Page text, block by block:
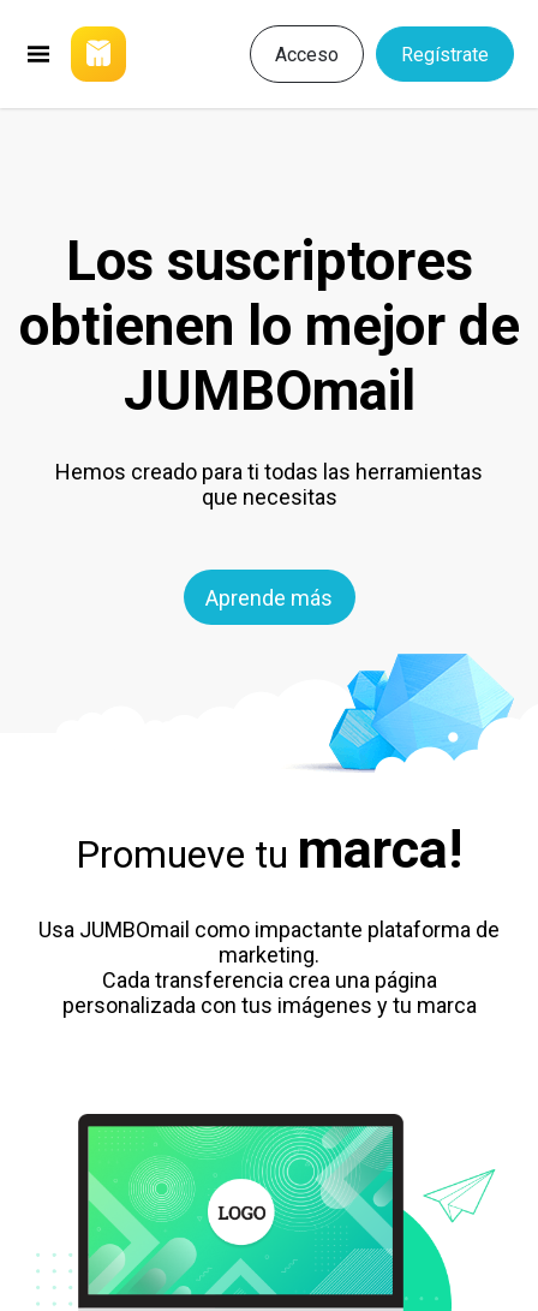
Acceso Regístrate
Los suscriptores
obtienen lo mejor de
JUMBOmail
Hemos creado para ti todas las herramientas
que necesitas
Aprende más
Promueve tu marca!
Usa JUMBOmail como impactante plataforma de
marketing.
Cada transferencia crea una página
personalizada con tus imágenes y tu marca